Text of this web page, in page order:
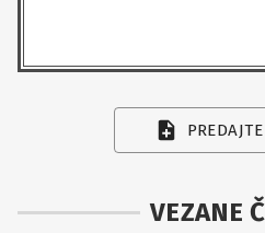
VEZANE